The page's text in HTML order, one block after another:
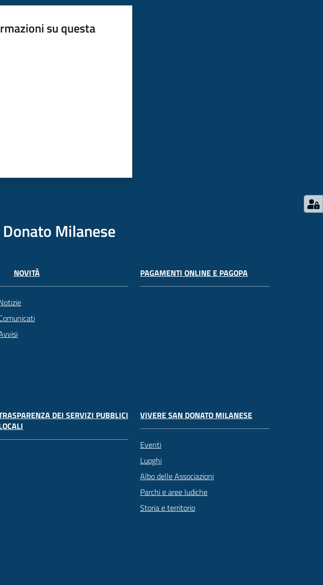
su questa
Milanese
NOVITÀ PAGAMENTI ONLINE E PAGOPA
DEI SERVIZI PUBBLICI
VIVERE SAN DONATO MILANESE
Eventi
Luoghi
Albo delle Associazioni
Parchi e aree ludiche
Storia e territorio